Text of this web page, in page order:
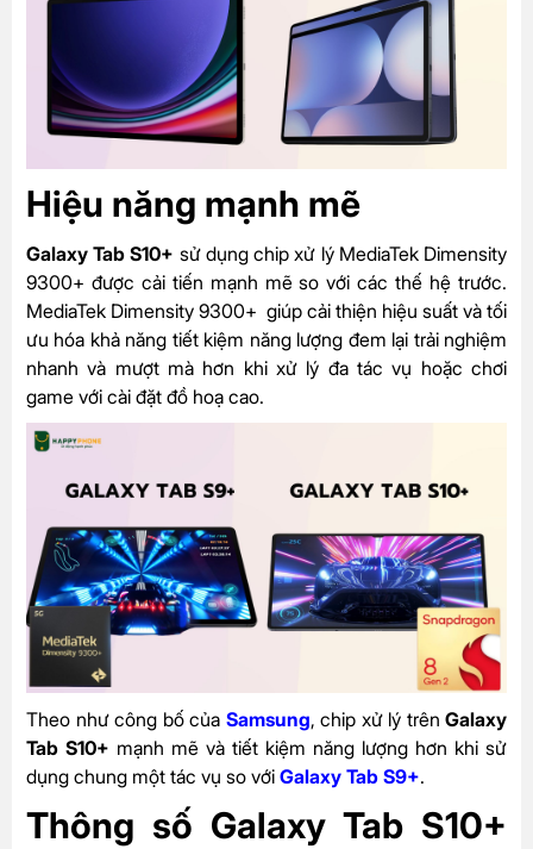
Hiệu năng mạnh mẽ
Galaxy Tab S10+ sử dụng chip xử lý MediaTek Dimensity
9300+ được cải tiến mạnh mẽ so với các thế hệ trước.
MediaTek Dimensity 9300+ giúp cải thiện hiệu suất và tối
ưu hóa khả năng tiết kiệm năng lượng đem lại trải nghiệm
nhanh và mượt mà hơn khi xử lý đa tác vụ hoặc chơi
game với cài đặt đồ hoạ cao.
Theo như công bố của Samsung, chip xử lý trên Galaxy
Tab S10+ mạnh mẽ và tiết kiệm năng lượng hơn khi sử
dụng chung một tác vụ so với Galaxy Tab S9+.
Thông số Galaxy Tab S10+